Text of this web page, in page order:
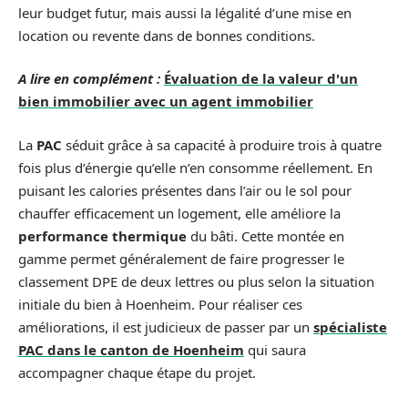
leur budget futur, mais aussi la légalité d’une mise en
location ou revente dans de bonnes conditions.
A lire en complément : Évaluation de la valeur d'un
bien immobilier avec un agent immobilier
La PAC séduit grâce à sa capacité à produire trois à quatre
fois plus d’énergie qu’elle n’en consomme réellement. En
puisant les calories présentes dans l’air ou le sol pour
chauffer efficacement un logement, elle améliore la
performance thermique du bâti. Cette montée en
gamme permet généralement de faire progresser le
classement DPE de deux lettres ou plus selon la situation
initiale du bien à Hoenheim. Pour réaliser ces
améliorations, il est judicieux de passer par un spécialiste
PAC dans le canton de Hoenheim qui saura
accompagner chaque étape du projet.